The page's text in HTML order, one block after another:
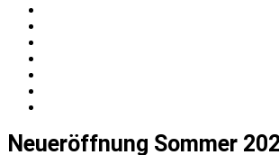
Neueröffnung Sommer